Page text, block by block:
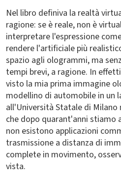
Nel libro definiva la realtà
ragione: se è reale, non è
interpretare l'espressione
rendere l'artificiale più
spazio agli ologrammi, ma
tempi brevi, a ragione. In
visto la mia prima immagine
modellino di automobile in un
all'Università Statale di Milano
che dopo quarant'anni stiamo
non esistono applicazioni
trasmissione a distanza di
complete in movimento,
vista.